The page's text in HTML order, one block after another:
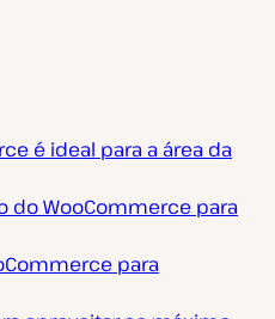
é ideal para a área da
do WooCommerce para
para